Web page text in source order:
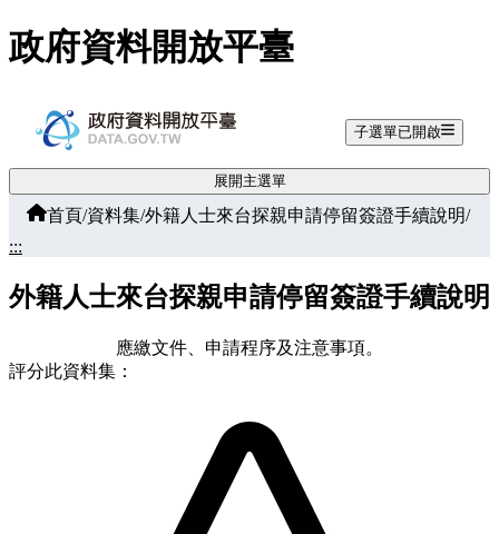
跳至主要內容
政府資料開放平臺
子選單已開啟
展開主選單
首頁/資料集/外籍人士來台探親申請停留簽證手續說明/
:::
外籍人士來台探親申請停留簽證手續說明
應繳文件、申請程序及注意事項。
評分此資料集：